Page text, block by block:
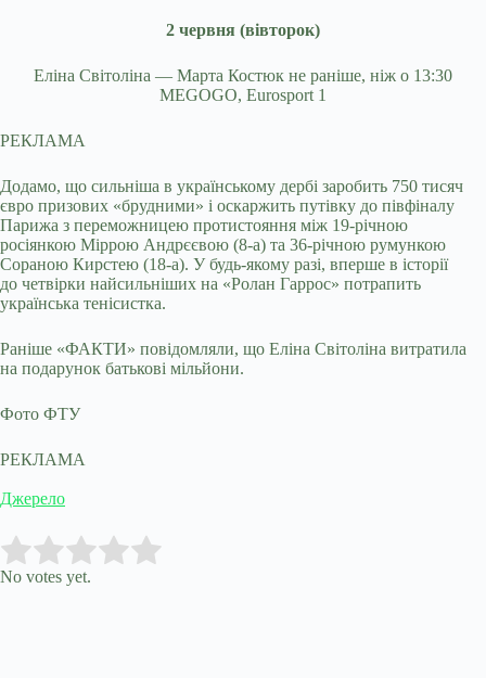
2 червня (вівторок)
Еліна Світоліна — Марта Костюк не раніше, ніж о 13:30
MEGOGO, Eurosport 1
РЕКЛАМА
Додамо, що сильніша в українському дербі заробить 750 тисяч
євро призових «брудними» і оскаржить путівку до півфіналу
Парижа з переможницею протистояння між 19-річною
росіянкою Міррою Андрєєвою (8-а) та 36-річною румункою
Сораною Кирстею (18-а). У будь-якому разі, вперше в історії
до четвірки найсильніших на «Ролан Гаррос» потрапить
українська тенісистка.
Раніше «ФАКТИ» повідомляли, що Еліна Світоліна витратила
на подарунок батькові мільйони.
Фото ФТУ
РЕКЛАМА
Джерело
Rate this item:
No votes yet.